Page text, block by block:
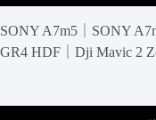
SONY A7m5｜SONY
GR4 HDF｜Dji Mavic 2